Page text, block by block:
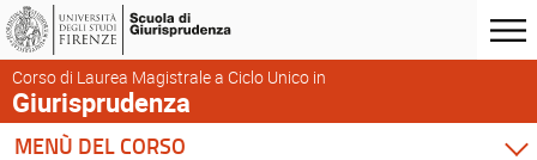
Corso di Laurea Magistrale a Ciclo Unico in
Giurisprudenza
MENÙ DEL CORSO